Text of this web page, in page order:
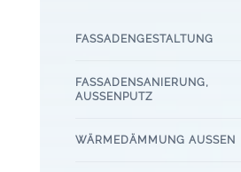
FASSADENGESTALTUNG
FASSADENSANIERUNG,
AUSSENPUTZ
WÄRMEDÄMMUNG AUSSEN